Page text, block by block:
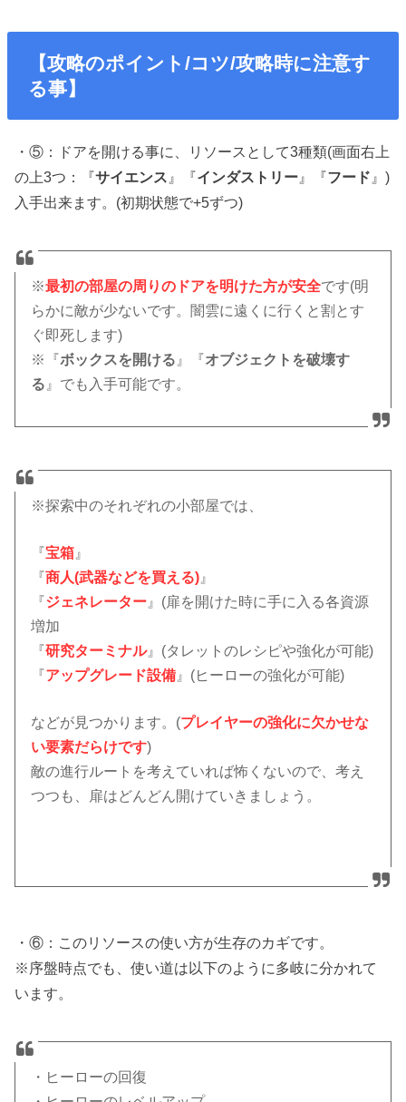
【攻略のポイント/コツ/攻略時に注意す
る事】
・⑤：ドアを開ける事に、リソースとして3種類(画面右上
の上3つ：『サイエンス 』『インダストリー 』『フード 』)
入手出来ます。(初期状態で+5ずつ)
※最初の部屋の周りのドアを明けた方が安全です(明
らかに敵が少ないです。闇雲に遠くに行くと割とす
ぐ即死します)
※『ボックスを開ける 』『オブジェクトを破壊す
る 』でも入手可能です。
※探索中のそれぞれの小部屋では、
『宝箱 』
『商人(武器などを買える) 』
『ジェネレーター 』(扉を開けた時に手に入る各資源
増加
『研究ターミナル』(タレットのレシピや強化が可能)
『アップグレード設備 』(ヒーローの強化が可能)
などが見つかります。(プレイヤーの強化に欠かせな
い要素だらけです)
敵の進行ルートを考えていれば怖くないので、考え
つつも、扉はどんどん開けていきましょう。
・⑥：このリソースの使い方が生存のカギです。
※序盤時点でも、使い道は以下のように多岐に分かれて
います。
・ヒーローの回復